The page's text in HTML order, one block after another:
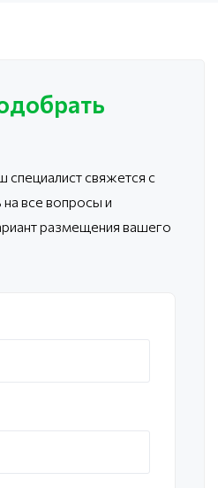
специалист свяжется с
на все вопросы и
размещения вашего